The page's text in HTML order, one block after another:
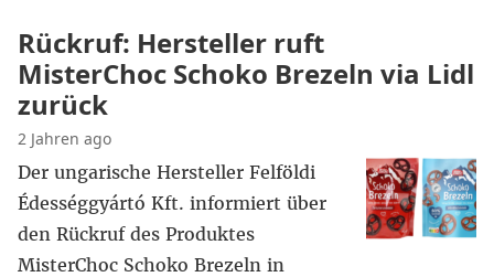
Rückruf: Hersteller ruft
MisterChoc Schoko Brezeln via Lidl
zurück
2 Jahren ago
Der ungarische Hersteller Felföldi
Édességgyártó Kft. informiert über
den Rückruf des Produktes
MisterChoc Schoko Brezeln in